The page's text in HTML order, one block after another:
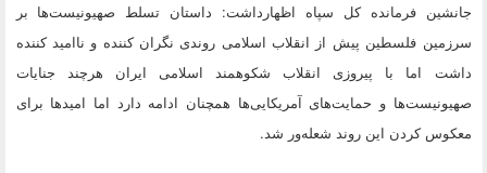
جانشین فرمانده کل سپاه اظهارداشت: داستان تسلط صهیونیست‌ها بر
سرزمین فلسطین پیش از انقلاب اسلامی روندی نگران کننده و ناامید کننده
داشت اما با پیروزی انقلاب شکوهمند اسلامی ایران هرچند جنایات
صهیونیست‌ها و حمایت‌های آمریکایی‌ها همچنان ادامه دارد اما امیدها برای
معکوس کردن این روند شعله‌ور شد.